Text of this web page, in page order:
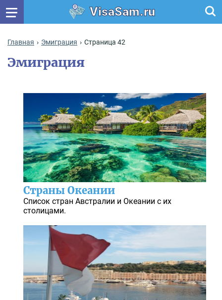
VisaSam.ru
Главная Эмиграция Страница 42
Эмиграция
Страны Океании
Список стран Австралии и Океании с их
столицами.